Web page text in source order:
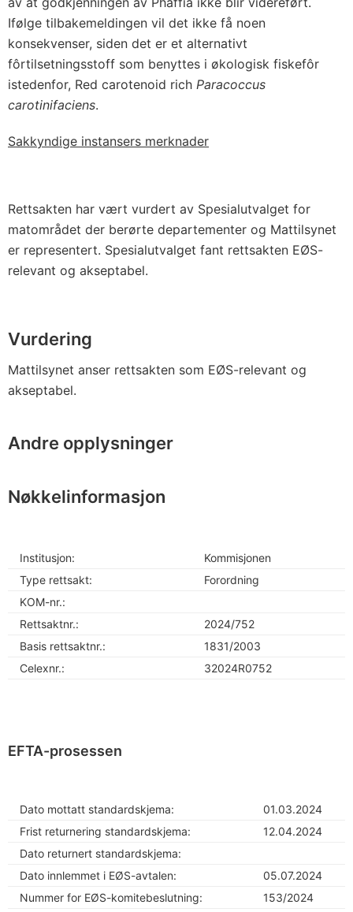
Ifølge tilbakemeldingen vil det ikke få noen
konsekvenser, siden det er et alternativt
fôrtilsetningsstoff som benyttes i økologisk fiskefôr
istedenfor, Red carotenoid rich Paracoccus
carotinifaciens.
Sakkyndige instansers merknader
Rettsakten har vært vurdert av Spesialutvalget for
matområdet der berørte departementer og Mattilsynet
er representert. Spesialutvalget fant rettsakten EØS-
relevant og akseptabel.
Vurdering
Mattilsynet anser rettsakten som EØS-relevant og
akseptabel.
Andre opplysninger
Nøkkelinformasjon
Institusjon:
Kommisjonen
Type rettsakt:
Forordning
KOM-nr.:
Rettsaktnr.:
2024/752
Basis rettsaktnr.:
1831/2003
Celexnr.:
32024R0752
EFTA-prosessen
Dato mottatt standardskjema:
01.03.2024
Frist returnering standardskjema:
12.04.2024
Dato returnert standardskjema:
Dato innlemmet i EØS-avtalen:
05.07.2024
Nummer for EØS-komitebeslutning:
153/2024